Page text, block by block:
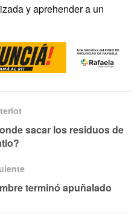
y aprehender a un
sacar los residuos de
terminó apuñalado